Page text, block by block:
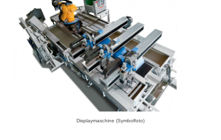
Displaymaschine (Symbolfoto)